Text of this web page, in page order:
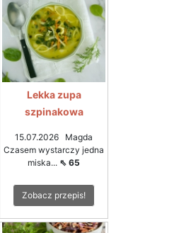
Lekka zupa
szpinakowa
15.07.2026 Magda
Czasem wystarczy jedna
miska... ⇖ 65
Zobacz przepis!